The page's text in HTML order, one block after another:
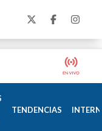
TENDENCIAS